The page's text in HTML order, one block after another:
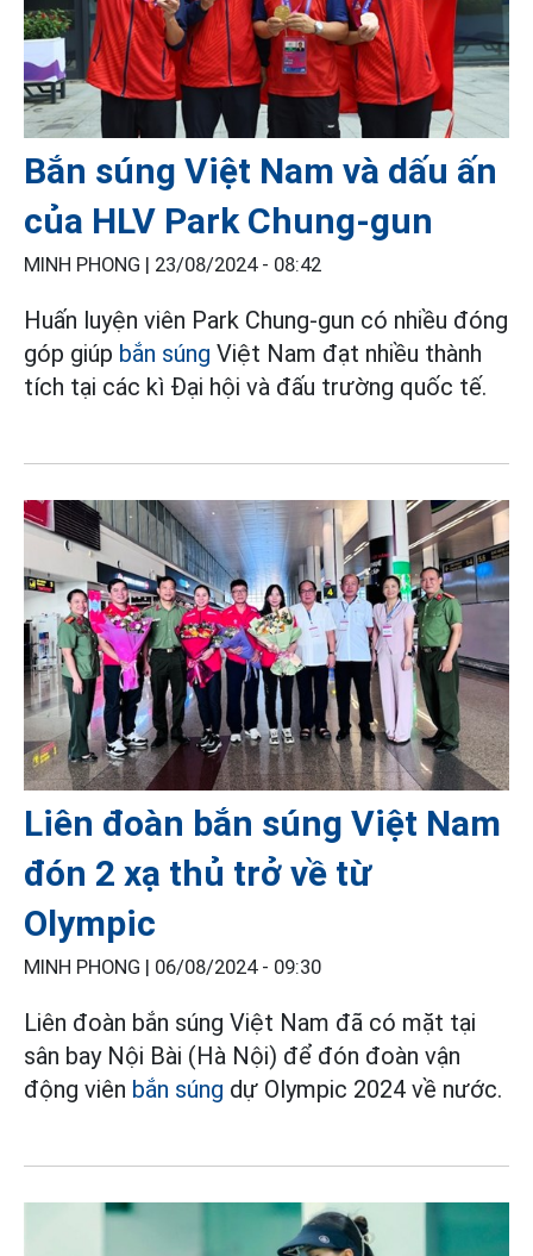
Bắn súng Việt Nam và dấu ấn
của HLV Park Chung-gun
MINH PHONG | 23/08/2024 - 08:42
Huấn luyện viên Park Chung-gun có nhiều đóng
góp giúp bắn súng Việt Nam đạt nhiều thành
tích tại các kì Đại hội và đấu trường quốc tế.
Liên đoàn bắn súng Việt Nam
đón 2 xạ thủ trở về từ
Olympic
MINH PHONG | 06/08/2024 - 09:30
Liên đoàn bắn súng Việt Nam đã có mặt tại
sân bay Nội Bài (Hà Nội) để đón đoàn vận
động viên bắn súng dự Olympic 2024 về nước.